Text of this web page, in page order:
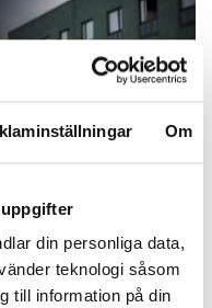
Om
din personliga data,
teknologi såsom
till information på din
för sig och
med